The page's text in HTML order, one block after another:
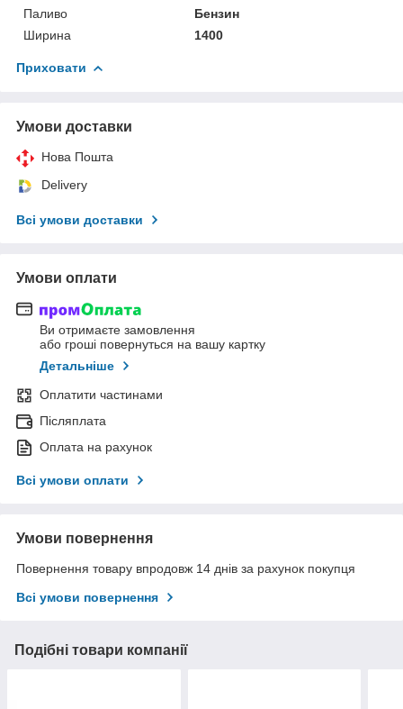
Паливо
Бензин
Ширина
1400
Приховати
Умови доставки
Нова Пошта
Delivery
Всі умови доставки
Умови оплати
Ви отримаєте замовлення
або гроші повернуться на вашу картку
Детальніше
Оплатити частинами
Післяплата
Оплата на рахунок
Всі умови оплати
Умови повернення
Повернення товару впродовж 14 днів за рахунок покупця
Всі умови повернення
Подібні товари компанії